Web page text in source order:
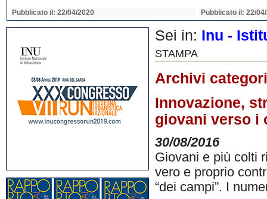
Pubblicato il: 22/04/2020 Pubblicato il: 22/
Sei in: Inu -
STAMPA
Archivi
Innovazione,
giovani verso i
30/08/2016
Giovani e più colti
vero e proprio
“dei campi”. I